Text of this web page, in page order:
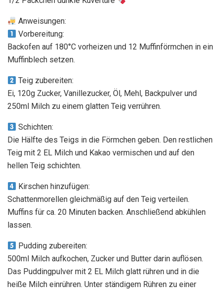
Anweisungen:
Vorbereitung:
Backofen auf 180°C vorheizen und 12 Muffinförmchen in ein
Muffinblech setzen.
Teig zubereiten:
Ei, 120g Zucker, Vanillezucker, Öl, Mehl, Backpulver und
250ml Milch zu einem glatten Teig verrühren.
Schichten:
Die Hälfte des Teigs in die Förmchen geben. Den restlichen
Teig mit 2 EL Milch und Kakao vermischen und auf den
hellen Teig schichten.
Kirschen hinzufügen:
Schattenmorellen gleichmäßig auf den Teig verteilen.
Muffins für ca. 20 Minuten backen. Anschließend abkühlen
lassen.
Pudding zubereiten:
500ml Milch aufkochen, Zucker und Butter darin auflösen.
Das Puddingpulver mit 2 EL Milch glatt rühren und in die
heiße Milch einrühren. Unter ständigem Rühren zu einer